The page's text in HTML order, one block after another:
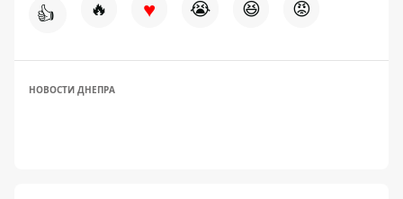
👍 🔥 ♥ 😭 😆 😡
НОВОСТИ ДНЕПРА